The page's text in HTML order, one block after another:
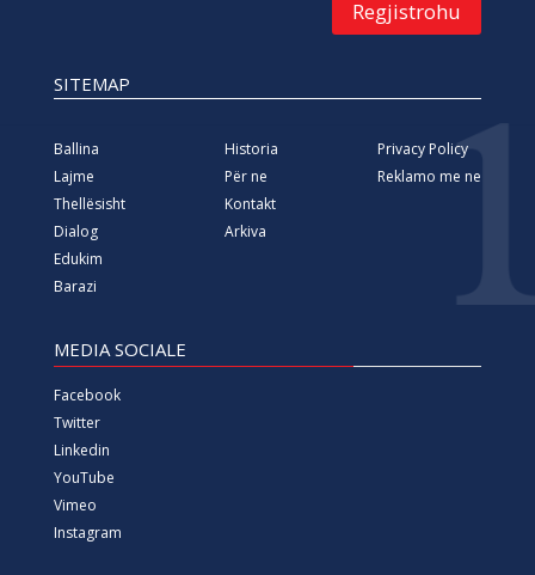
Regjistrohu
SITEMAP
Ballina
Lajme
Thellësisht
Dialog
Edukim
Barazi
Historia
Për ne
Kontakt
Arkiva
Privacy Policy
Reklamo me ne
MEDIA SOCIALE
Facebook
Twitter
Linkedin
YouTube
Vimeo
Instagram